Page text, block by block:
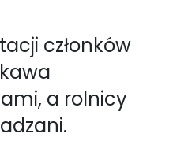
członków
a rolnicy